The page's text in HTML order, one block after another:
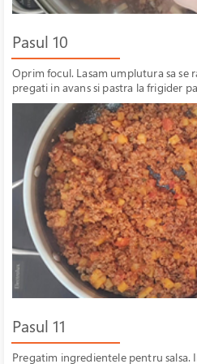
Pasul 10
Oprim focul. Lasam umplutura sa se
pregati in avans si pastra la frigider
Pasul 11
Pregatim ingredientele pentru salsa.